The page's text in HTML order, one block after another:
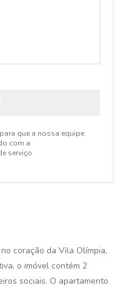
que a nossa equipe
com a
serviço
coração da Vila Olímpia,
o imóvel contém 2
sociais. O apartamento